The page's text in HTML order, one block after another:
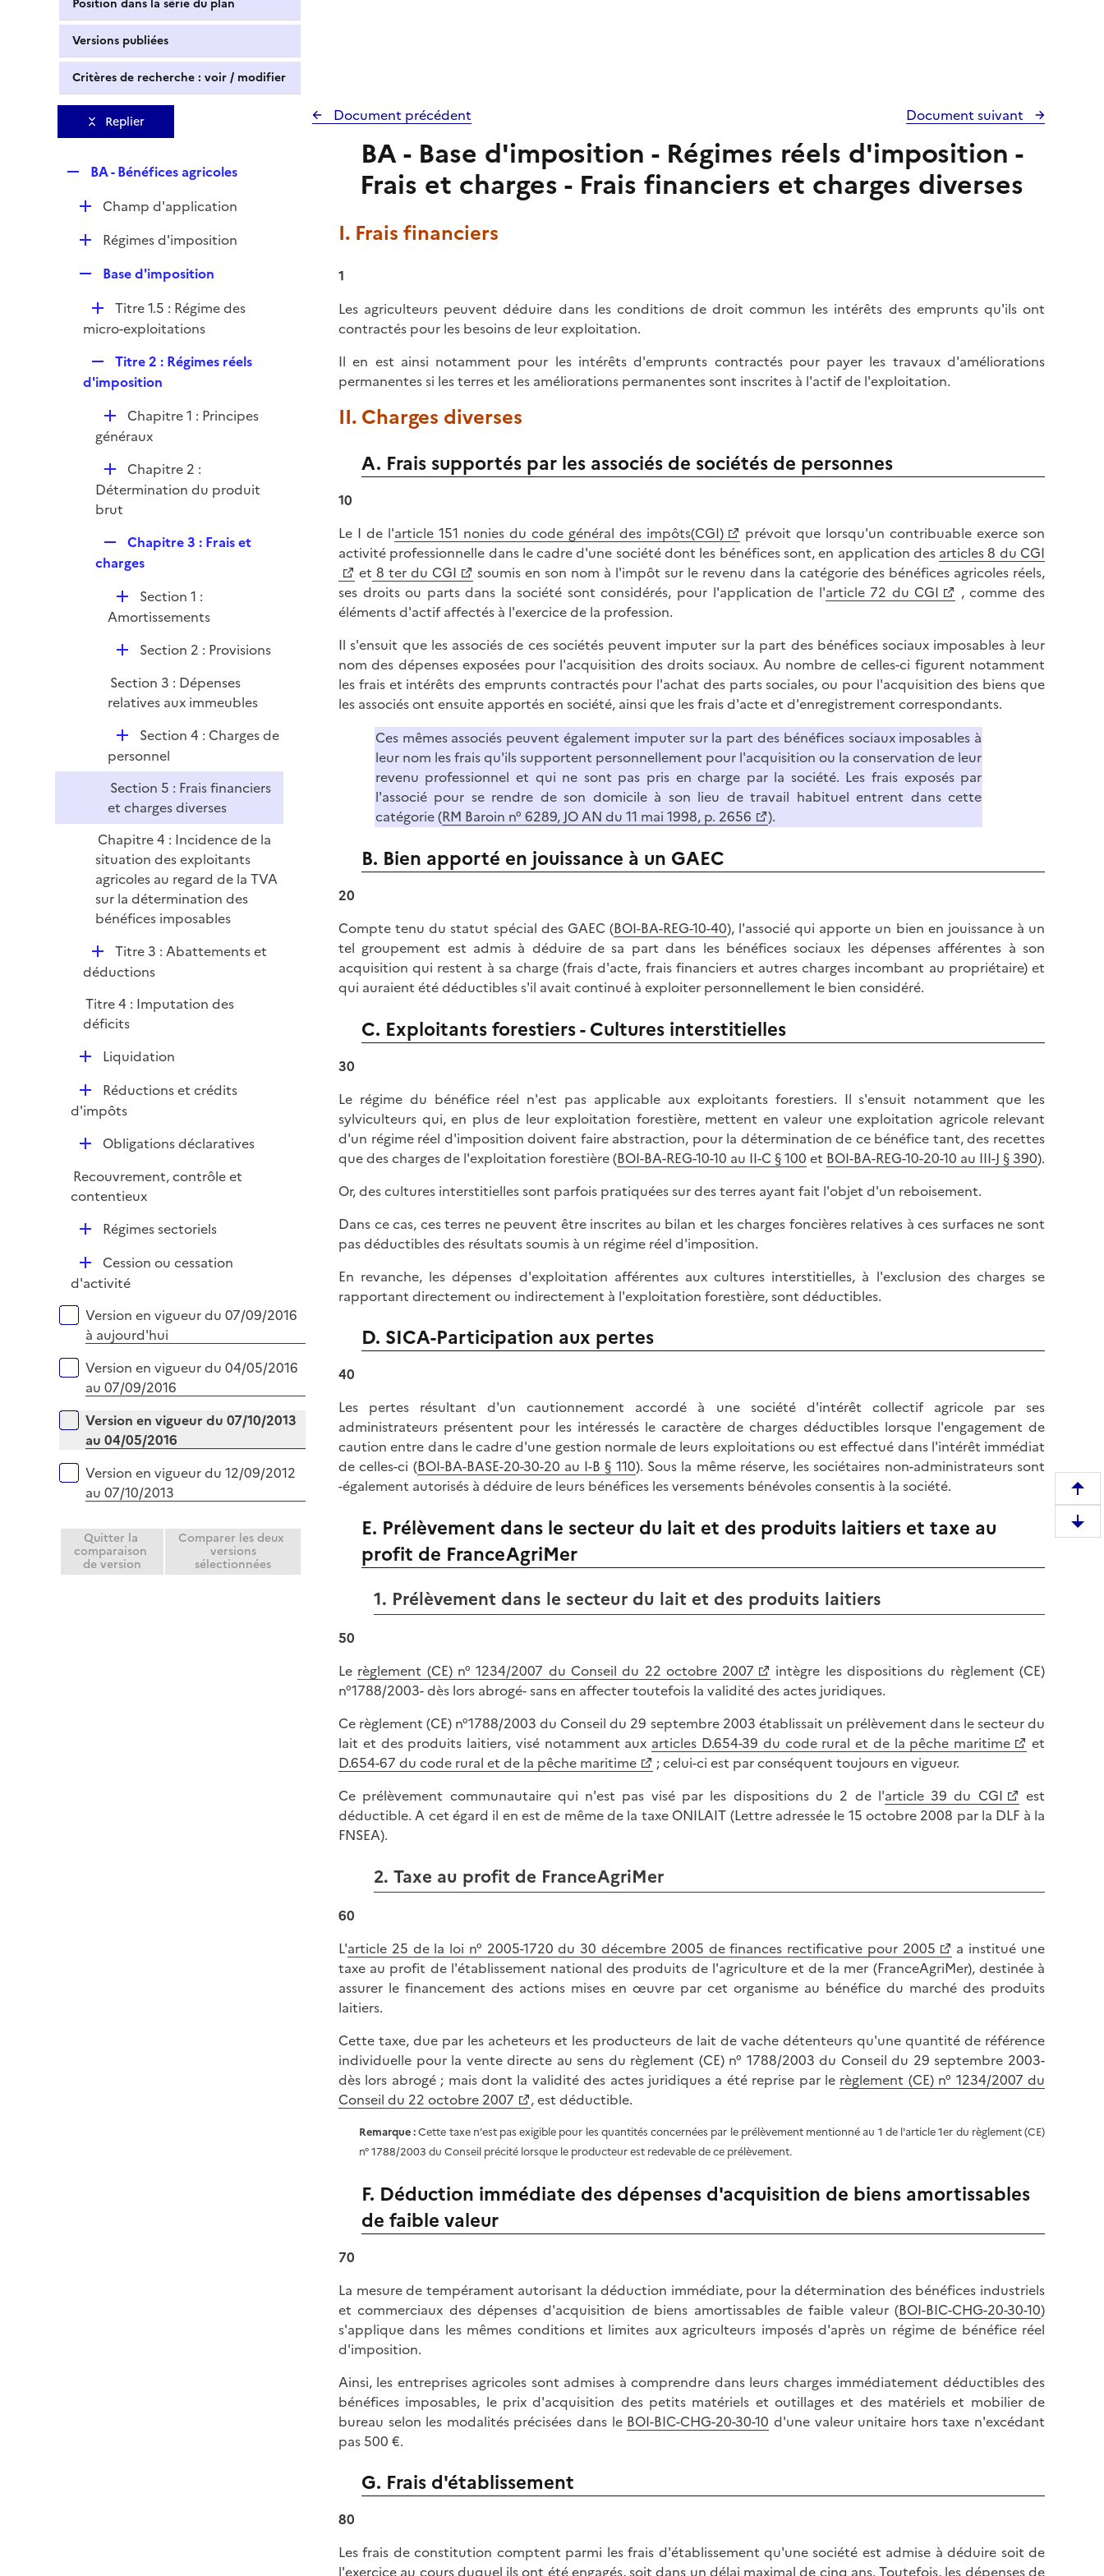
Position dans la série du plan
Versions publiées
Critères de recherche : voir / modifier
Replier
p
l
i
e
BA - Bénéfices agricoles
D
e
r
Champ d'application
D
l
i
e
r
Régimes d'imposition
p
l
r
Base d'imposition
D
é
i
e
r
Titre 1.5 : Régime des
micro-exploitations
e
l
i
e
r
Titre 2 : Régimes réels
d'imposition
D
é
i
e
Chapitre 1 : Principes
généraux
D
é
p
e
r
Chapitre 2 :
Détermination du produit
brut
e
l
i
e
r
Chapitre 3 : Frais et
charges
D
é
i
e
r
Section 1 :
Amortissements
D
p
l
r
Section 2 : Provisions
Section 3 : Dépenses
relatives aux immeubles
D
é
p
l
i
e
r
Section 4 : Charges de
personnel
Section 5 : Frais financiers
et charges diverses
Chapitre 4 : Incidence de la
situation des exploitants
agricoles au regard de la TVA
sur la détermination des
bénéfices imposables
D
é
l
i
e
Titre 3 : Abattements et
déductions
Titre 4 : Imputation des
déficits
D
l
r
Liquidation
D
é
e
r
Réductions et crédits
d'impôts
D
p
l
Obligations déclaratives
Recouvrement, contrôle et
contentieux
D
l
i
e
r
Régimes sectoriels
D
é
l
i
e
Cession ou cessation
d'activité
Versions sur la période
Version en vigueur du 07/09/2016
à aujourd'hui
Version en vigueur du 04/05/2016
au 07/09/2016
Version en vigueur du 07/10/2013
au 04/05/2016
Version en vigueur du 12/09/2012
au 07/10/2013
Quitter la
comparaison
de version
Comparer les deux
versions
sélectionnées
Document précédent Document suivant
BA - Base d'imposition - Régimes réels d'imposition -
Frais et charges - Frais financiers et charges diverses
I. Frais financiers
1
Les agriculteurs peuvent déduire dans les conditions de droit commun les intérêts des emprunts qu'ils ont
contractés pour les besoins de leur exploitation.
Il en est ainsi notamment pour les intérêts d'emprunts contractés pour payer les travaux d'améliorations
permanentes si les terres et les améliorations permanentes sont inscrites à l'actif de l'exploitation.
II. Charges diverses
A. Frais supportés par les associés de sociétés de personnes
10
Le I de l'article 151 nonies du code général des impôts(CGI)
prévoit que lorsqu'un contribuable exerce son
activité professionnelle dans le cadre d'une société dont les bénéfices sont, en application des articles 8 du CGI
et 8 ter du CGI
soumis en son nom à l'impôt sur le revenu dans la catégorie des bénéfices agricoles réels,
ses droits ou parts dans la société sont considérés, pour l'application de l'article 72 du CGI
, comme des
éléments d'actif affectés à l'exercice de la profession.
Il s'ensuit que les associés de ces sociétés peuvent imputer sur la part des bénéfices sociaux imposables à leur
nom des dépenses exposées pour l'acquisition des droits sociaux. Au nombre de celles-ci figurent notamment
les frais et intérêts des emprunts contractés pour l'achat des parts sociales, ou pour l'acquisition des biens que
les associés ont ensuite apportés en société, ainsi que les frais d'acte et d'enregistrement correspondants.
Ces mêmes associés peuvent également imputer sur la part des bénéfices sociaux imposables à
leur nom les frais qu'ils supportent personnellement pour l'acquisition ou la conservation de leur
revenu professionnel et qui ne sont pas pris en charge par la société. Les frais exposés par
l'associé pour se rendre de son domicile à son lieu de travail habituel entrent dans cette
catégorie (RM Baroin n° 6289, JO AN du 11 mai 1998, p. 2656 ).
B. Bien apporté en jouissance à un GAEC
20
Compte tenu du statut spécial des GAEC (BOI-BA-REG-10-40), l'associé qui apporte un bien en jouissance à un
tel groupement est admis à déduire de sa part dans les bénéfices sociaux les dépenses afférentes à son
acquisition qui restent à sa charge (frais d'acte, frais financiers et autres charges incombant au propriétaire) et
qui auraient été déductibles s'il avait continué à exploiter personnellement le bien considéré.
C. Exploitants forestiers - Cultures interstitielles
30
Le régime du bénéfice réel n'est pas applicable aux exploitants forestiers. Il s'ensuit notamment que les
sylviculteurs qui, en plus de leur exploitation forestière, mettent en valeur une exploitation agricole relevant
d'un régime réel d'imposition doivent faire abstraction, pour la détermination de ce bénéfice tant, des recettes
que des charges de l'exploitation forestière (BOI-BA-REG-10-10 au II-C § 100 et BOI-BA-REG-10-20-10 au III-J § 390).
Or, des cultures interstitielles sont parfois pratiquées sur des terres ayant fait l'objet d'un reboisement.
Dans ce cas, ces terres ne peuvent être inscrites au bilan et les charges foncières relatives à ces surfaces ne sont
pas déductibles des résultats soumis à un régime réel d'imposition.
En revanche, les dépenses d'exploitation afférentes aux cultures interstitielles, à l'exclusion des charges se
rapportant directement ou indirectement à l'exploitation forestière, sont déductibles.
D. SICA-Participation aux pertes
40
Les pertes résultant d'un cautionnement accordé à une société d'intérêt collectif agricole par ses
administrateurs présentent pour les intéressés le caractère de charges déductibles lorsque l'engagement de
caution entre dans le cadre d'une gestion normale de leurs exploitations ou est effectué dans l'intérêt immédiat
de celles-ci (BOI-BA-BASE-20-30-20 au I-B § 110). Sous la même réserve, les sociétaires non-administrateurs sont
-également autorisés à déduire de leurs bénéfices les versements bénévoles consentis à la société.
E. Prélèvement dans le secteur du lait et des produits laitiers et taxe au
profit de FranceAgriMer
1. Prélèvement dans le secteur du lait et des produits laitiers
50
Le règlement (CE) n° 1234/2007 du Conseil du 22 octobre 2007
intègre les dispositions du règlement (CE)
n°1788/2003- dès lors abrogé- sans en affecter toutefois la validité des actes juridiques.
Ce règlement (CE) n°1788/2003 du Conseil du 29 septembre 2003 établissait un prélèvement dans le secteur du
lait et des produits laitiers, visé notamment aux articles D.654-39 du code rural et de la pêche maritime
et
D.654-67 du code rural et de la pêche maritime
; celui-ci est par conséquent toujours en vigueur.
Ce prélèvement communautaire qui n'est pas visé par les dispositions du 2 de l'article 39 du CGI
est
déductible. A cet égard il en est de même de la taxe ONILAIT (Lettre adressée le 15 octobre 2008 par la DLF à la
FNSEA).
2. Taxe au profit de FranceAgriMer
60
L'article 25 de la loi n° 2005-1720 du 30 décembre 2005 de finances rectificative pour 2005
a institué une
taxe au profit de l'établissement national des produits de l'agriculture et de la mer (FranceAgriMer), destinée à
assurer le financement des actions mises en œuvre par cet organisme au bénéfice du marché des produits
laitiers.
Cette taxe, due par les acheteurs et les producteurs de lait de vache détenteurs qu'une quantité de référence
individuelle pour la vente directe au sens du règlement (CE) n° 1788/2003 du Conseil du 29 septembre 2003-
dès lors abrogé ; mais dont la validité des actes juridiques a été reprise par le règlement (CE) n° 1234/2007 du
Conseil du 22 octobre 2007
, est déductible.
Remarque :Cette taxe n'est pas exigible pour les quantités concernées par le prélèvement mentionné au 1 de l'article 1er du règlement (CE)
n° 1788/2003 du Conseil précité lorsque le producteur est redevable de ce prélèvement.
F. Déduction immédiate des dépenses d'acquisition de biens amortissables
de faible valeur
70
La mesure de tempérament autorisant la déduction immédiate, pour la détermination des bénéfices industriels
et commerciaux des dépenses d'acquisition de biens amortissables de faible valeur (BOI-BIC-CHG-20-30-10)
s'applique dans les mêmes conditions et limites aux agriculteurs imposés d'après un régime de bénéfice réel
d'imposition.
Ainsi, les entreprises agricoles sont admises à comprendre dans leurs charges immédiatement déductibles des
bénéfices imposables, le prix d'acquisition des petits matériels et outillages et des matériels et mobilier de
bureau selon les modalités précisées dans le BOI-BIC-CHG-20-30-10 d'une valeur unitaire hors taxe n'excédant
pas 500 €.
G. Frais d'établissement
80
Les frais de constitution comptent parmi les frais d'établissement qu'une société est admise à déduire soit de
l'exercice au cours duquel ils ont été engagés, soit dans un délai maximal de cinq ans. Toutefois, les dépenses de
e
m
D